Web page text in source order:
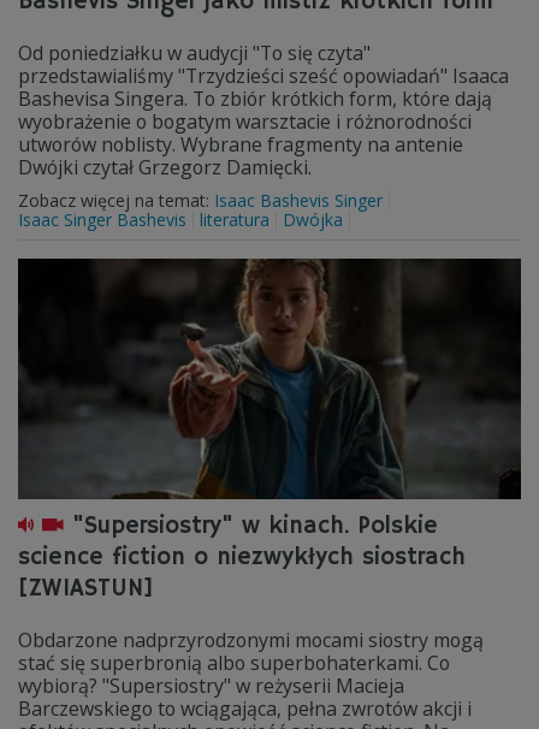
Od poniedziałku w audycji "To się czyta"
przedstawialiśmy "Trzydzieści sześć opowiadań" Isaaca
Bashevisa Singera. To zbiór krótkich form, które dają
wyobrażenie o bogatym warsztacie i różnorodności
utworów noblisty. Wybrane fragmenty na antenie
Dwójki czytał Grzegorz Damięcki.
Zobacz więcej na temat: Isaac Bashevis Singer
Isaac Singer Bashevis
literatura Dwójka
"Supersiostry" w kinach. Polskie
science fiction o niezwykłych siostrach
[ZWIASTUN]
Obdarzone nadprzyrodzonymi mocami siostry mogą
stać się superbronią albo superbohaterkami. Co
wybiorą? "Supersiostry" w reżyserii Macieja
Barczewskiego to wciągająca, pełna zwrotów akcji i